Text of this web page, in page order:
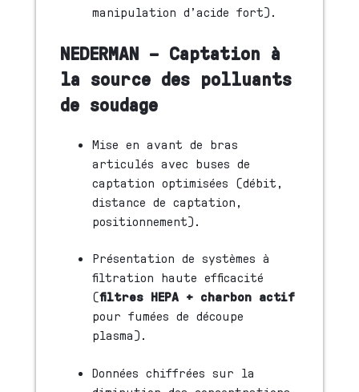
manipulation d’acide fort).
NEDERMAN – Captation à
la source des polluants
de soudage
Mise en avant de bras
articulés avec buses de
captation optimisées (débit,
distance de captation,
positionnement).
Présentation de systèmes à
filtration haute efficacité
(filtres HEPA + charbon actif
pour fumées de découpe
plasma).
Données chiffrées sur la